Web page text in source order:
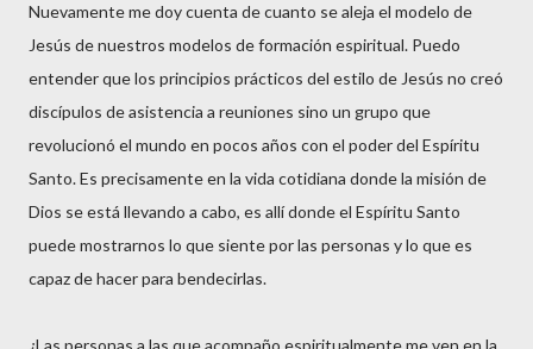
Nuevamente me doy cuenta de cuanto se aleja el modelo de
Jesús de nuestros modelos de formación espiritual. Puedo
entender que los principios prácticos del estilo de Jesús no creó
discípulos de asistencia a reuniones sino un grupo que
revolucionó el mundo en pocos años con el poder del Espíritu
Santo. Es precisamente en la vida cotidiana donde la misión de
Dios se está llevando a cabo, es allí donde el Espíritu Santo
puede mostrarnos lo que siente por las personas y lo que es
capaz de hacer para bendecirlas.
¿Las personas a las que acompaño espiritualmente me ven en la